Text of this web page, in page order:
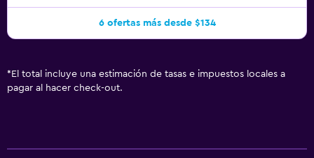
6 ofertas más desde $134
* El total incluye una estimación de tasas e impuestos locales a
pagar al hacer check-out.